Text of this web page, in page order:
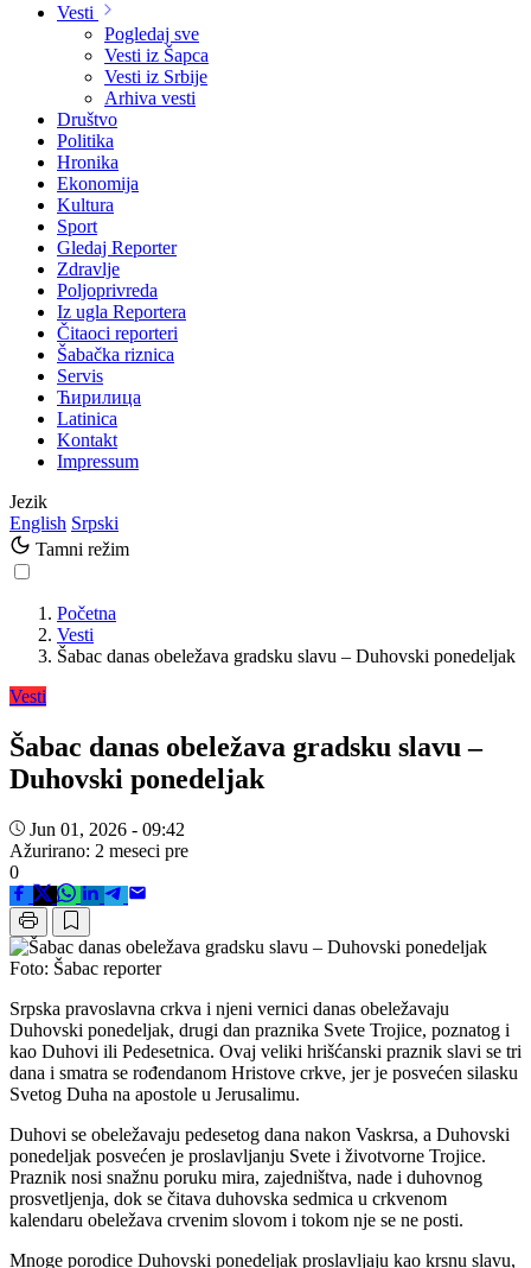
Vesti
Pogledaj sve
Vesti iz Šapca
Vesti iz Srbije
Arhiva vesti
Društvo
Politika
Hronika
Ekonomija
Kultura
Sport
Gledaj Reporter
Zdravlje
Poljoprivreda
Iz ugla Reportera
Čitaoci reporteri
Šabačka riznica
Servis
Ћирилица
Latinica
Kontakt
Impressum
Jezik
English Srpski
Tamni režim
Početna
Vesti
Šabac danas obeležava gradsku slavu – Duhovski ponedeljak
Vesti
Šabac danas obeležava gradsku slavu –
Duhovski ponedeljak
Jun 01, 2026 - 09:42
Ažurirano: 2 meseci pre
0
Foto: Šabac reporter
Srpska pravoslavna crkva i njeni vernici danas obeležavaju
Duhovski ponedeljak, drugi dan praznika Svete Trojice, poznatog i
kao Duhovi ili Pedesetnica. Ovaj veliki hrišćanski praznik slavi se tri
dana i smatra se rođendanom Hristove crkve, jer je posvećen silasku
Svetog Duha na apostole u Jerusalimu.
Duhovi se obeležavaju pedesetog dana nakon Vaskrsa, a Duhovski
ponedeljak posvećen je proslavljanju Svete i životvorne Trojice.
Praznik nosi snažnu poruku mira, zajedništva, nade i duhovnog
prosvetljenja, dok se čitava duhovska sedmica u crkvenom
kalendaru obeležava crvenim slovom i tokom nje se ne posti.
Mnoge porodice Duhovski ponedeljak proslavljaju kao krsnu slavu,